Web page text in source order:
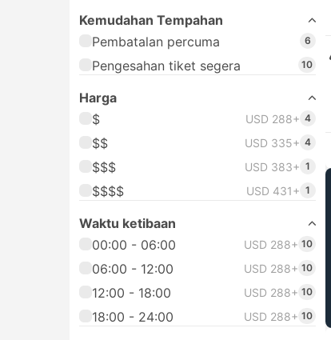
Kemudahan Tempahan
Pembatalan percuma
6
Pengesahan tiket segera 10
Harga
$
USD 288+ 4
$$ USD 335+ 4
$$$ USD 383+ 1
$$$$ USD 431+ 1
Waktu ketibaan
00:00 - 06:00
USD 288+ 10
06:00 - 12:00 USD 288+ 10
12:00 - 18:00 USD 288+ 10
18:00 - 24:00 USD 288+ 10